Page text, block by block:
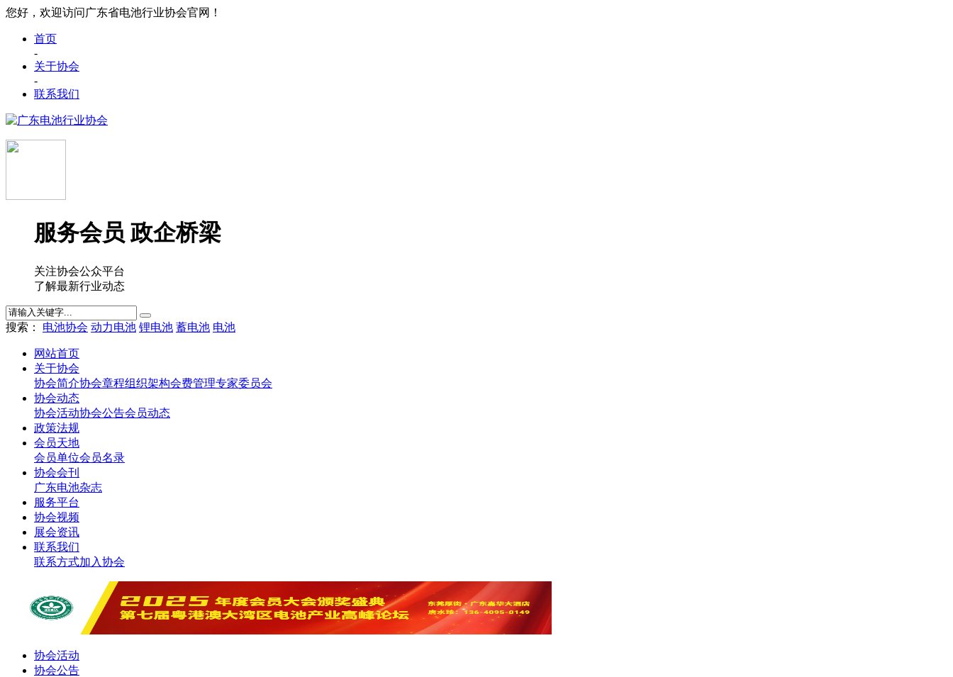
您好，欢迎访问广东省电池行业协会官网！
首页
-
关于协会
-
联系我们
服务会员 政企桥梁
关注协会公众平台
了解最新行业动态
搜索： 电池协会 动力电池 锂电池 蓄电池 电池
网站首页
关于协会
协会简介协会章程组织架构会费管理专家委员会
协会动态
协会活动协会公告会员动态
政策法规
会员天地
会员单位会员名录
协会会刊
广东电池杂志
服务平台
协会视频
展会资讯
联系我们
联系方式加入协会
协会活动
协会公告